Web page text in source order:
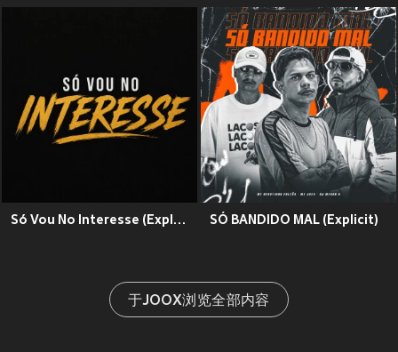
Só Vou No Interesse (Explicit) SÓ BANDIDO MAL (Explicit)
于JOOX浏览全部内容